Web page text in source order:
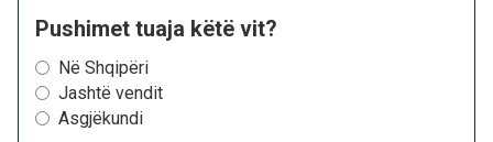
Pushimet tuaja këtë vit?
Në Shqipëri
Jashtë vendit
Asgjëkundi